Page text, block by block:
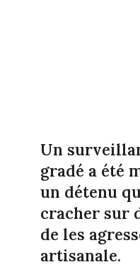
Un
gradé a été
un détenu
cracher sur
de les
artisanale.